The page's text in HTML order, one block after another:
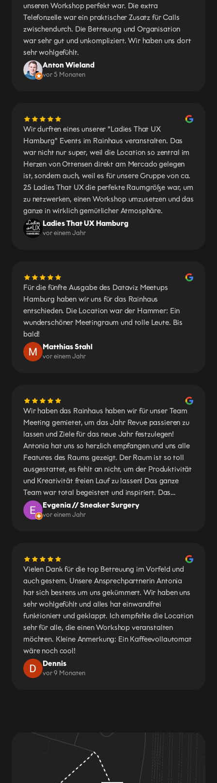
unseren Workshop perfekt war. Die extra
Telefonzelle war ein praktischer Zusatz für Calls
zwischendurch. Die Betreuung und Organisation
war sehr gut und unkompliziert. Wir haben uns dort
sehr wohlgefühlt.
Anton Wieland
vor 5 Monaten
Wir durften eines unserer "Ladies That UX
Hamburg" Events im Rainhaus veranstalten. Das
war nicht nur super, weil die Location so zentral im
Herzen von Ottensen direkt am Mercado gelegen
ist, sondern auch, weil es für unsere Gruppe von ca.
25 Ladies That UX die perfekte Raumgröße war, um
zu netzwerken, einen Workshop umzusetzen und das
ganze in wirklich gemütlicher Atmosphäre.
Ladies That UX Hamburg
vor einem Jahr
Für die fünfte Ausgabe des Dataviz Meetups
Hamburg haben wir uns für das Rainhaus
entschieden. Die Location war der Hammer: Ein
wunderschöner Meetingraum und tolle Leute. Bis
bald!
Matthias Stahl
vor einem Jahr
Wir haben das Rainhaus haben wir für unser Team
Meeting gemietet, um das Jahr Revue passieren zu
lassen und Ziele für das neue Jahr festzulegen!
Antonia hat uns so herzlich empfangen und uns alle
Features des Raums gezeigt. Der Raum ist so toll
ausgestattet, es fehlt an nicht, um der Produktivität
und Kreativität freien Lauf zu lassen! Das ganze
Team war total begeistert und inspiriert. Das
werden wir nun regelmäßig durchführen!
Evgenia // Sneaker Surgery
vor einem Jahr
Vielen Dank für die top Betreuung im Vorfeld und
auch gestern. Unsere Ansprechpartnerin Antonia
hat sich bestens um uns gekümmert. Wir haben uns
sehr wohlgefühlt und alles hat einwandfrei
funktioniert und geklappt. Ich empfehle die Location
sehr für alle, die einen Workshop veranstalten
möchten. Kleine Anmerkung: Ein Kaffeevollautomat
wäre noch cool!
Dennis
vor 9 Monaten